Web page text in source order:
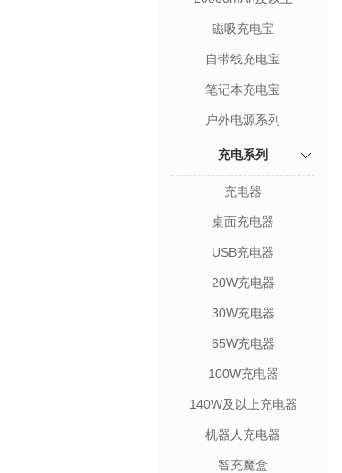
磁吸充电宝
自带线充电宝
笔记本充电宝
户外电源系列
充电系列
充电器
桌面充电器
USB充电器
20W充电器
30W充电器
65W充电器
100W充电器
140W及以上充电器
机器人充电器
智充魔盒